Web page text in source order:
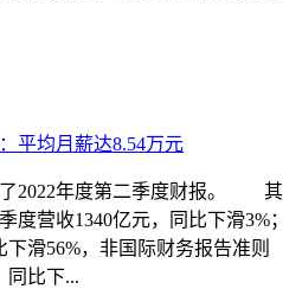
平均月薪达8.54万元
了2022年度第二季度财报。 其
度营收1340亿元，同比下滑3%；
下滑56%，非国际财务报告准则
同比下...